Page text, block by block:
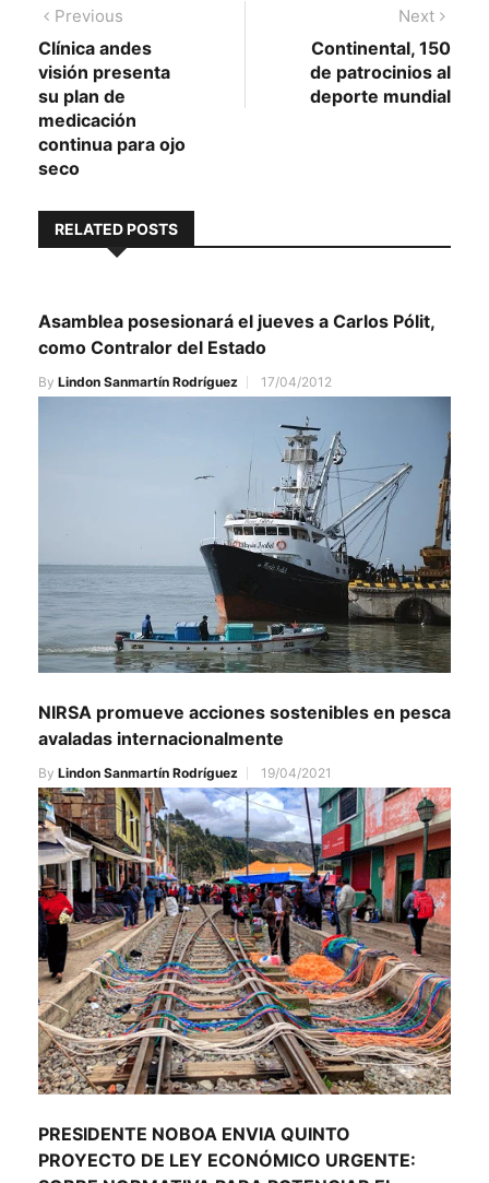
Navegación
de
entradas
Previous
post:
Clínica andes
visión presenta
su plan de
medicación
continua para ojo
seco
Next
post:
Continental, 150
de patrocinios al
deporte mundial
RELATED POSTS
Asamblea posesionará el jueves a Carlos Pólit,
como Contralor del Estado
By Lindon Sanmartín Rodríguez 17/04/2012
NIRSA promueve acciones sostenibles en pesca
avaladas internacionalmente
By Lindon Sanmartín Rodríguez 19/04/2021
PRESIDENTE NOBOA ENVIA QUINTO
PROYECTO DE LEY ECONÓMICO URGENTE: